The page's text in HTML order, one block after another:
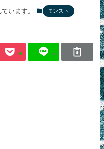
います。 モンスト